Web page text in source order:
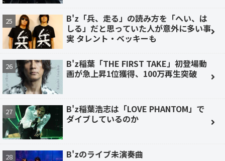
B'z「兵、走る」の読み方を「へい、は
しる」だと思っていた人が意外に多い事
実 タレント・ベッキーも
B'z稲葉「THE FIRST TAKE」初登場動
画が急上昇1位獲得、100万再生突破
B'z稲葉浩志は「LOVE PHANTOM」で
ダイブしているのか
B'zのライブ未演奏曲